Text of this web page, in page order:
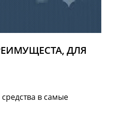
ДЛЯ
в самые